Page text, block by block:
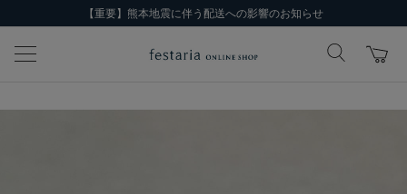
【重要】熊本地震に伴う配送への影響のお知らせ